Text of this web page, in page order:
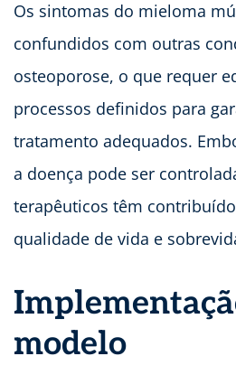
Os sintomas do mieloma
confundidos com outras
osteoporose, o que requer
processos definidos para
tratamento adequados.
a doença pode ser
terapêuticos têm
qualidade de vida e
modelo